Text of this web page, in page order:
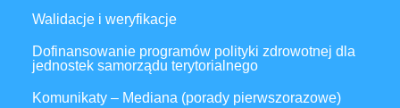
Walidacje i weryfikacje
Dofinansowanie programów polityki zdrowotnej dla
jednostek samorządu terytorialnego
Komunikaty – Mediana (porady pierwszorazowe)